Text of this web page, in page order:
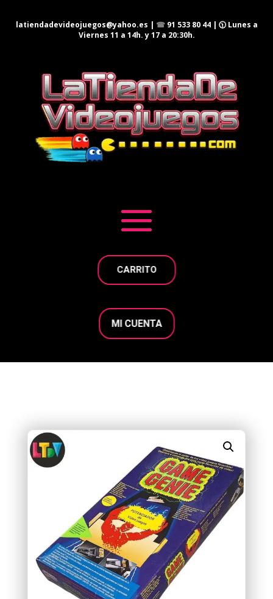
latiendadevideojuegos@yahoo.es | ☎ 91 533 80 44| 🕦 Lunes a
Viernes 11 a 14h. y 17 a 20:30h.
CARRITO
MI CUENTA